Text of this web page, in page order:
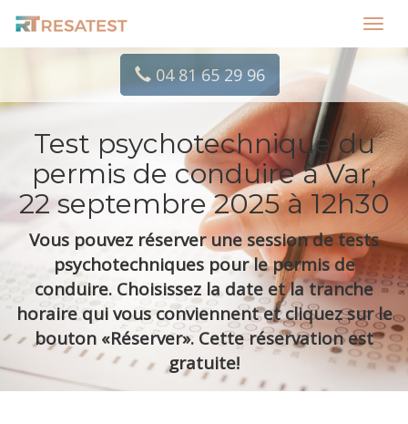
04 81 65 29 96
Test psychotechnique du
permis de conduire à Var,
22 septembre 2025 à 12h30
Vous pouvez réserver une session de tests
psychotechniques pour le permis de
conduire. Choisissez la date et la tranche
horaire qui vous conviennent et cliquez sur le
bouton «Réserver». Cette réservation est
gratuite!